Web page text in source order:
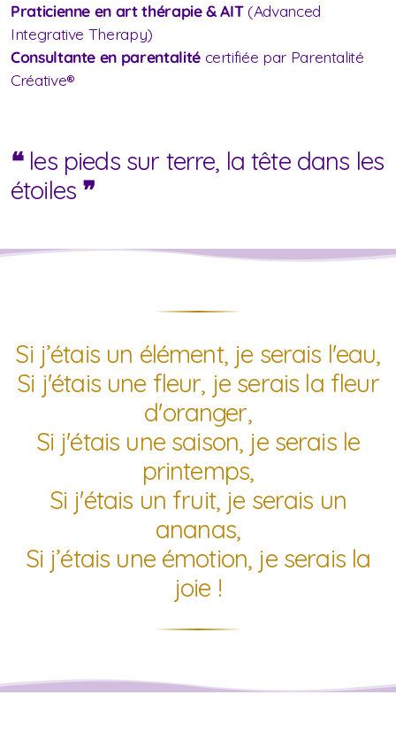
Praticienne en art thérapie &AIT(Advanced
Integrative Therapy)
Consultante en parentalitécertifiée par Parentalité
Créative®
❝les pieds sur terre, la tête dans les
étoiles ❞
Si j’étais un élément, je serais l'eau,
Si j'étais une fleur, je serais la fleur
d'oranger,
Si j'étais une saison, je serais le
printemps,
Si j'étais un fruit, je serais un
ananas,
Si j’étais une émotion, je serais la
joie !